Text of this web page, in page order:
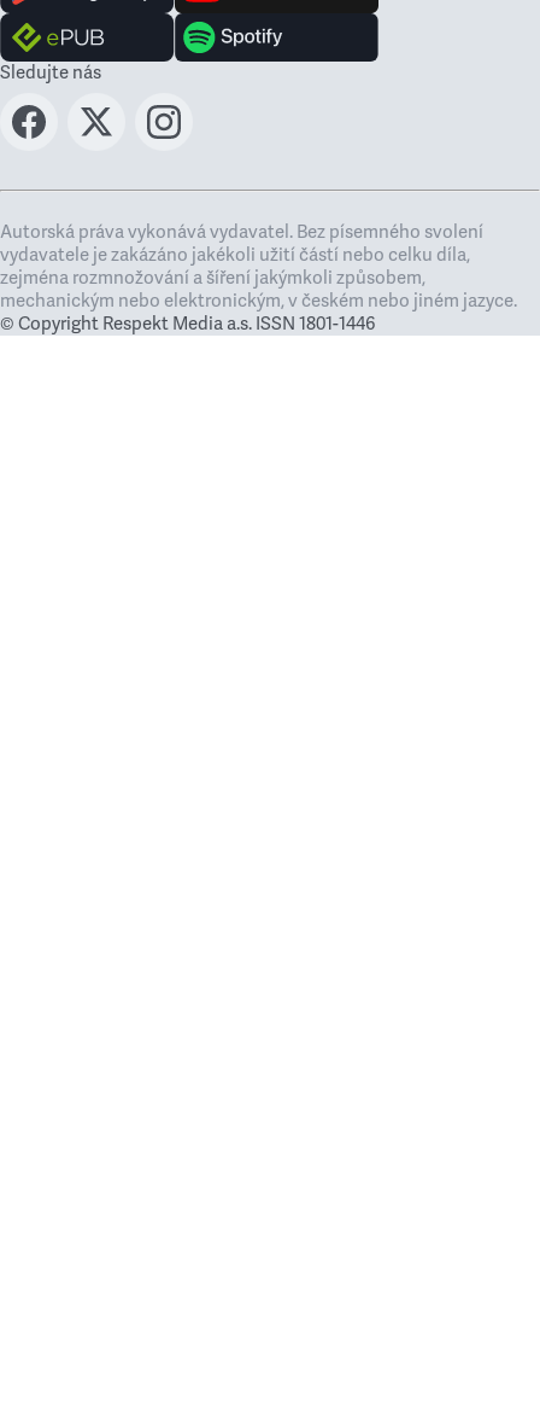
Sledujte nás
Autorská práva vykonává vydavatel. Bez písemného svolení
vydavatele je zakázáno jakékoli užití částí nebo celku díla,
zejména rozmnožování a šíření jakýmkoli způsobem,
mechanickým nebo elektronickým, v českém nebo jiném jazyce.
© Copyright Respekt Media a.s. ISSN 1801-1446